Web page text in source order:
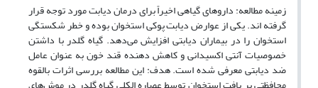
زمینه مطالعه: ‌داروهای گیاهی اخیراً برای درمان دیابت مورد توجه قرار
گرفته اند. یکی از عوارض دیابت پوکی استخوان بوده و خطر شکستگی
استخوان را در بیماران دیابتی افزایش می‌دهد. گیاه گلدر با داشتن
خصوصیات آنتی اکسیدانی و کاهش دهنده قند خون به عنوان عامل
ضد دیابتی معرفی شده است. هدف: این مطالعه بررسی اثرات بالقوه